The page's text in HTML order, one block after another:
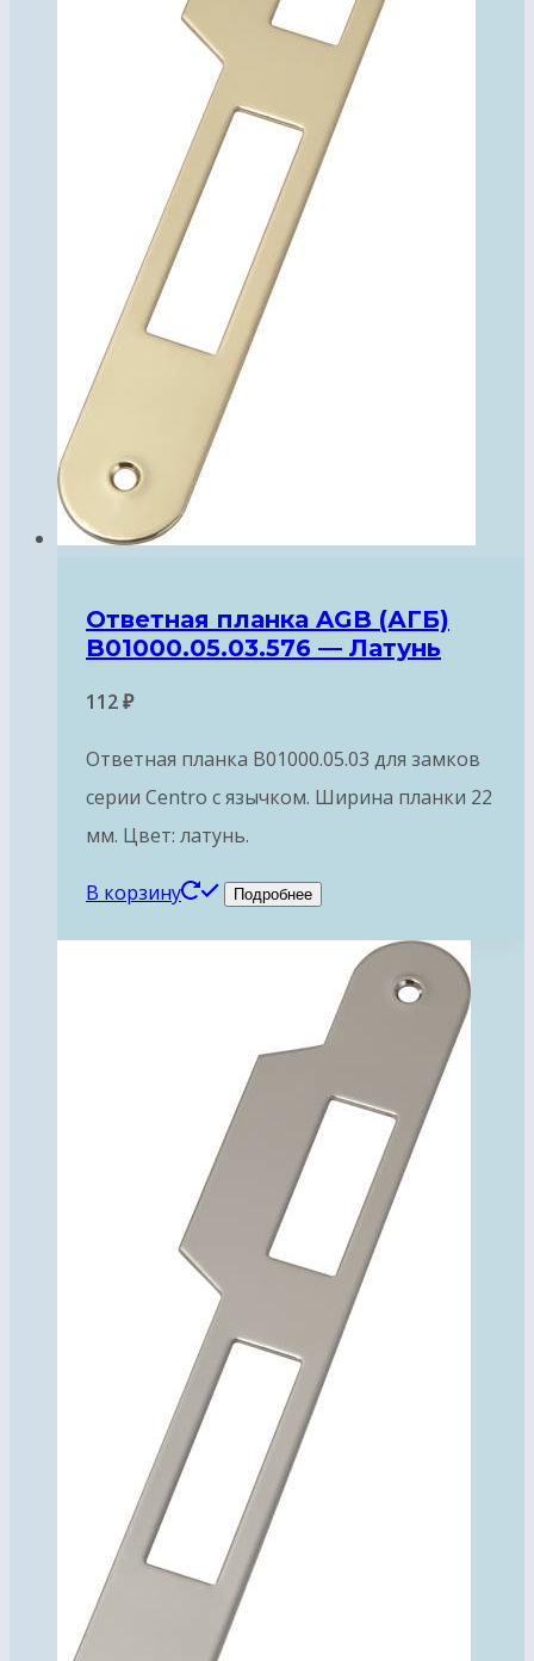
Ответная планка AGB (АГБ)
B01000.05.03.576 — Латунь
112₽
Ответная планка B01000.05.03 для замков
серии Centro с язычком. Ширина планки 22
мм. Цвет: латунь.
В корзину Подробнее